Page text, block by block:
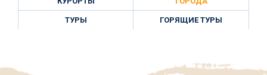
ТУРЫ ГОРЯЩИЕ ТУРЫ